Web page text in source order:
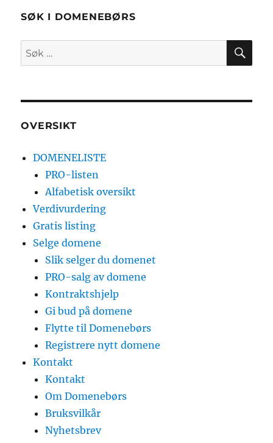
SØK I DOMENEBØRS
Søk
etter:
OVERSIKT
DOMENELISTE
PRO-listen
Alfabetisk oversikt
Verdivurdering
Gratis listing
Selge domene
Slik selger du domenet
PRO-salg av domene
Kontraktshjelp
Gi bud på domene
Flytte til Domenebørs
Registrere nytt domene
Kontakt
Kontakt
Om Domenebørs
Bruksvilkår
Nyhetsbrev